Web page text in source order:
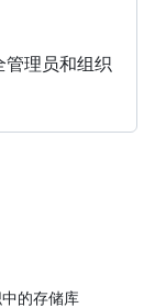
理员和组织
的存储库